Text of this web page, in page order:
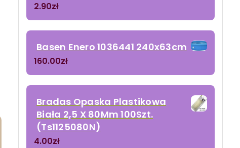
2.90zł
Basen Enero 1036441 240x63cm
160.00zł
Bradas Opaska Plastikowa
Biała 2,5 X 80Mm 100Szt.
(Ts1125080N)
4.00zł